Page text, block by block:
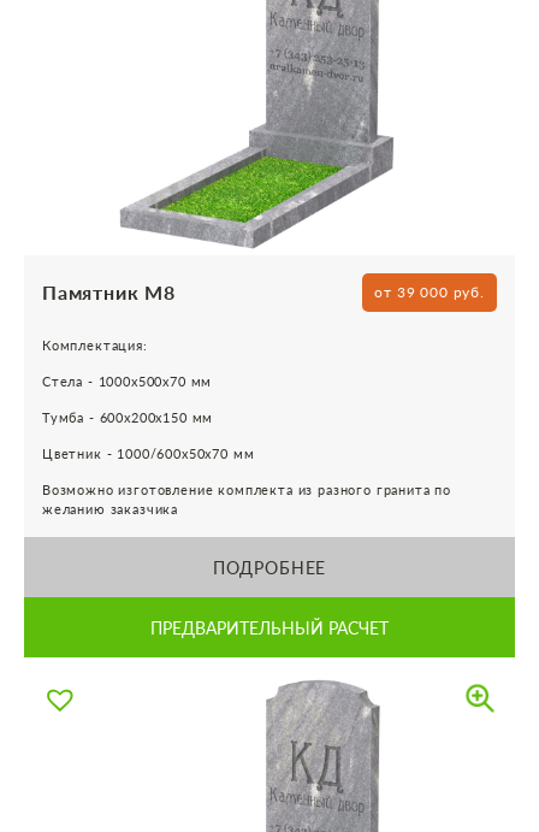
Памятник М8 от 39 000 руб.
Комплектация:
Стела - 1000х500х70 мм
Тумба - 600х200х150 мм
Цветник - 1000/600х50х70 мм
Возможно изготовление комплекта из разного гранита по
желанию заказчика
ПОДРОБНЕЕ
ПРЕДВАРИТЕЛЬНЫЙ РАСЧЕТ